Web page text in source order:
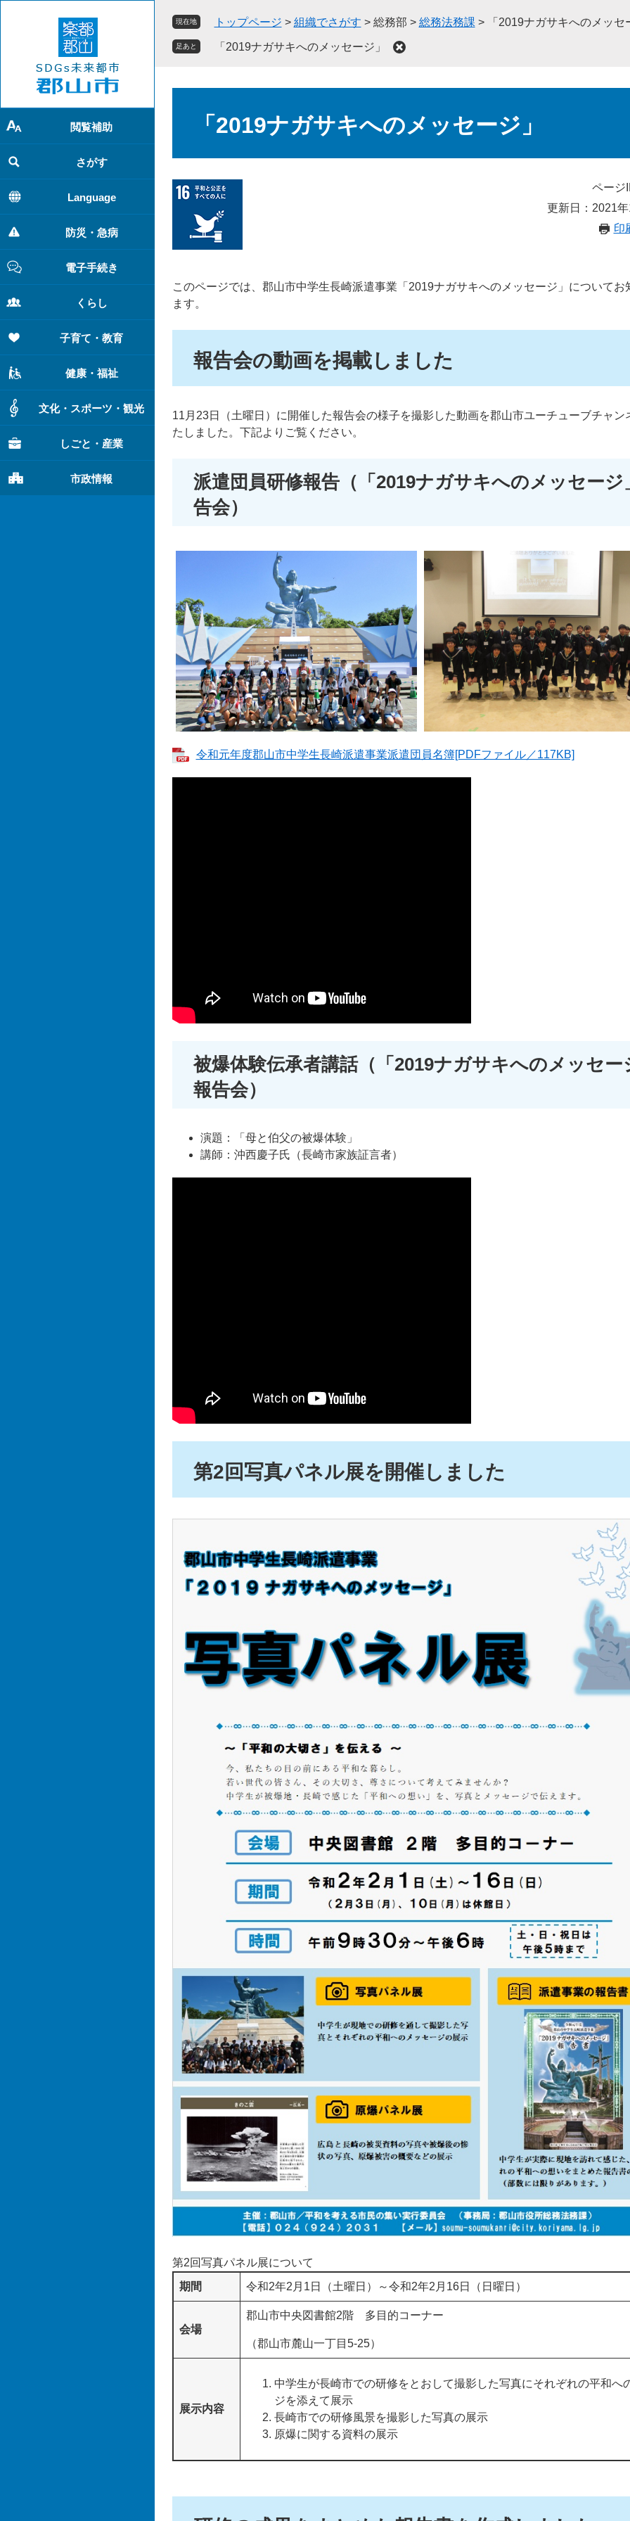
で
す
。
ば
し
て
本
文
へ
閲覧補助
さがす
Language
防災・急病
電子手続き
くらし
子育て・教育
健康・福祉
文化・スポーツ・観光
しごと・産業
市政情報
現在地 トップページ > 組織でさがす > 総務部 > 総務法務課 > 「2019ナガサキへのメッセ
足あと 「2019ナガサキへのメッセージ」
「2019ナガサキへのメッセージ」
ページ
更新日：2021
印
このページでは、郡山市中学生長崎派遣事業「2019ナガサキへのメッセージ」についてお
ます。
報告会の動画を掲載しました
11月23日（土曜日）に開催した報告会の様子を撮影した動画を郡山市ユーチューブチャン
たしました。下記よりご覧ください。
派遣団員研修報告（「2019ナガサキへのメッセージ
告会）
令和元年度郡山市中学生長崎派遣事業派遣団員名簿[PDFファイル／117KB]
被爆体験伝承者講話（「2019ナガサキへのメッセー
報告会）
演題：「母と伯父の被爆体験」
講師：沖西慶子氏（長崎市家族証言者）
第2回写真パネル展を開催しました
第2回写真パネル展について
期間
令和2年2月1日（土曜日）～令和2年2月16日（日曜日）
会場
郡山市中央図書館2階 多目的コーナー
（郡山市麓山一丁目5-25）
展示内容
中学生が長崎市での研修をとおして撮影した写真にそれぞれの平和へ
ジを添えて展示
長崎市での研修風景を撮影した写真の展示
原爆に関する資料の展示